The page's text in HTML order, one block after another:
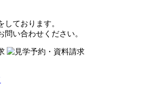
しております。
い合わせください。